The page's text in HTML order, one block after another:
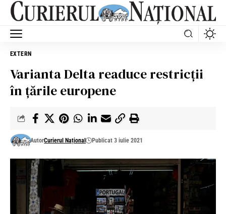
EXTERN
Varianta Delta readuce restricții
în țările europene
AutorCurierul Național Publicat 3 iulie 2021